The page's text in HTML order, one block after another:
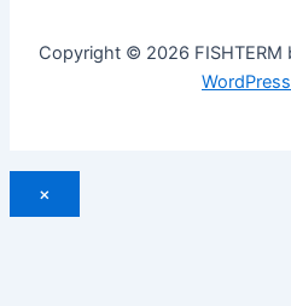
Copyright © 2026 FISHTERM
×